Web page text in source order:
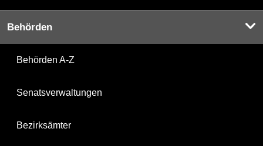
Behörden
Behörden A-Z
Senatsverwaltungen
Bezirksämter